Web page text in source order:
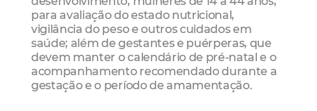
para avaliação do estado nutricional,
vigilância do peso e outros cuidados em
saúde; além de gestantes e puérperas, que
devem manter o calendário de pré-natal e o
acompanhamento recomendado durante a
gestação e o período de amamentação.